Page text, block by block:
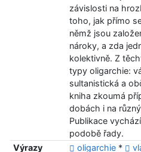
závislosti na
toho, jak přímo
němž jsou
nároky, a zda
kolektivně. Z
typy oligarchie:
sultanistická a
kniha zkoumá
dobách i na
Publikace
podobě řady.
Výrazy
oligarchie*